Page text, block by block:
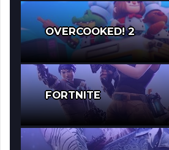
OVERCOOKED! 2
FORTNITE